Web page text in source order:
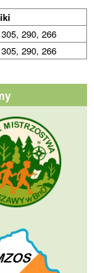
290, 266
290, 266